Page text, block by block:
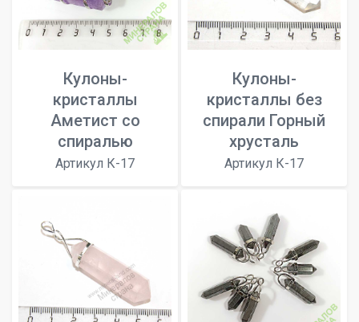
Кулоны-
кристаллы
Аметист со
спиралью
Артикул К-17
Кулоны-
кристаллы без
спирали Горный
хрусталь
Артикул К-17